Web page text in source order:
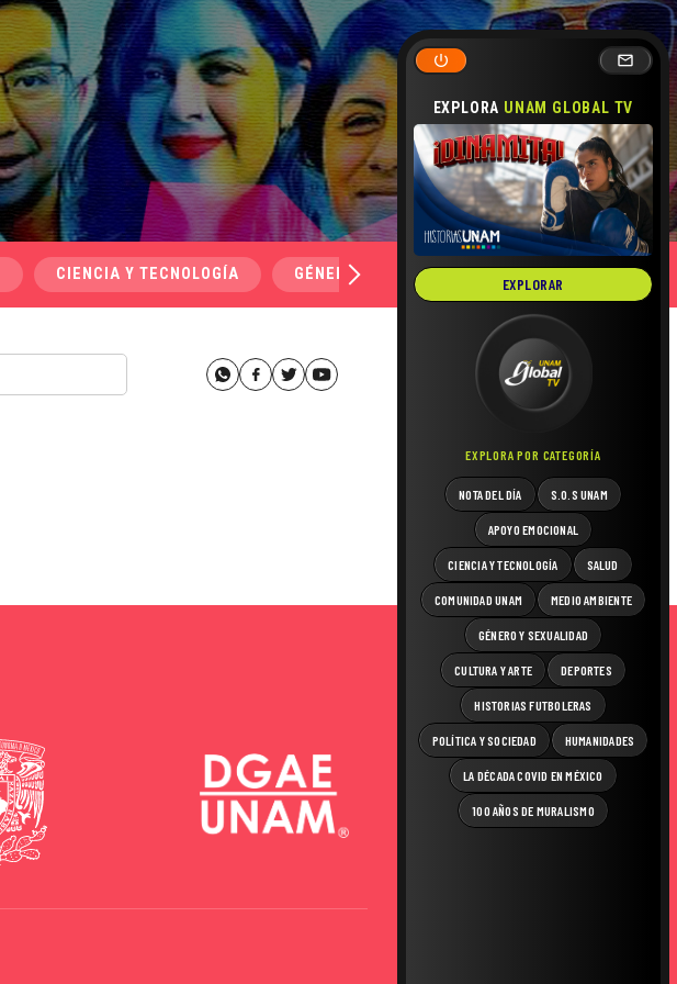
EXPLORA UNAM GLOBAL TV
EXPLORAR
EXPLORA POR CATEGORÍA
NOTA DEL DÍA S.O.S UNAM
APOYO EMOCIONAL
CIENCIA Y TECNOLOGÍA SALUD
COMUNIDAD UNAM MEDIO AMBIENTE
GÉNERO Y SEXUALIDAD
CULTURA Y ARTE DEPORTES
HISTORIAS FUTBOLERAS
POLÍTICA Y SOCIEDAD HUMANIDADES
LA DÉCADA COVID EN MÉXICO
100 AÑOS DE MURALISMO
CIENCIA Y TECNOLOGÍA GÉNERO Y SEXUALIDAD SALUD